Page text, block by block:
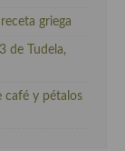
griega
de Tudela,
café y pétalos